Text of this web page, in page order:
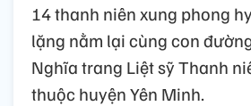
14 thanh niên xung phong
lặng nằm lại cùng con
Nghĩa trang Liệt sỹ Thanh
thuộc huyện Yên Minh.